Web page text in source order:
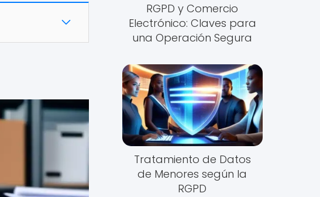
RGPD y Comercio
Electrónico: Claves para
una Operación Segura
Tratamiento de Datos
de Menores según la
RGPD